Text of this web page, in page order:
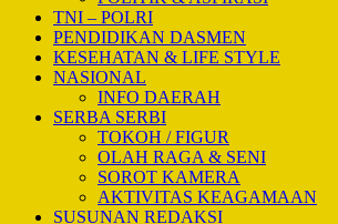
TNI – POLRI
PENDIDIKAN DASMEN
KESEHATAN & LIFE STYLE
NASIONAL
INFO DAERAH
SERBA SERBI
TOKOH / FIGUR
OLAH RAGA & SENI
SOROT KAMERA
AKTIVITAS KEAGAMAAN
SUSUNAN REDAKSI